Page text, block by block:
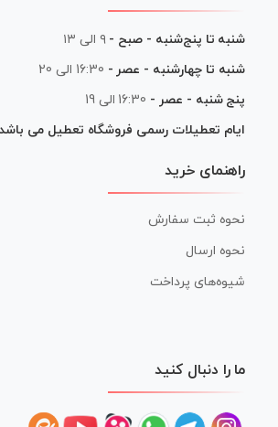
شنبه تا پنج‌شنبه - صبح - ۹ الی ۱۳
شنبه تا چهارشنبه - عصر - 16:30 الی 20
پنج شنبه - عصر - 16:30 الی 19
ایام تعطیلات رسمی فروشگاه تعطیل می باشد
راهنمای خرید
نحوه ثبت سفارش
نحوه ارسال
شیوه‌های پرداخت
ما را دنبال کنید